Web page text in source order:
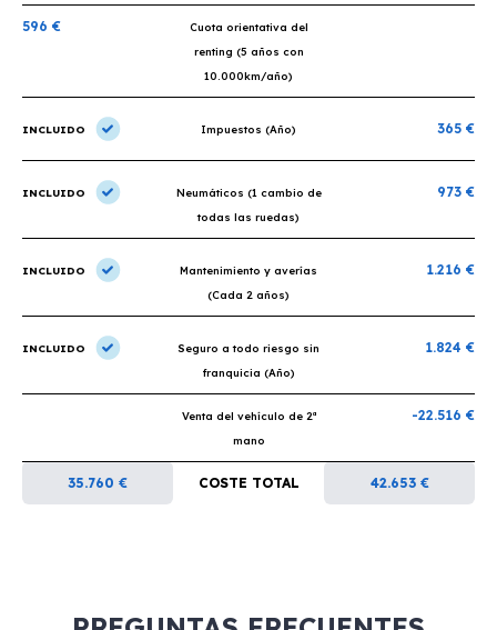
596 €
Cuota orientativa del
renting (5 años con
10.000km/año)
INCLUIDO Impuestos (Año) 365 €
INCLUIDO
Neumáticos (1 cambio de
todas las ruedas)
973 €
INCLUIDO
Mantenimiento y averías
(Cada 2 años)
1.216 €
INCLUIDO
Seguro a todo riesgo sin
franquicia (Año)
1.824 €
Venta del vehículo de 2ª
mano
-22.516 €
35.760 € COSTE TOTAL 42.653 €